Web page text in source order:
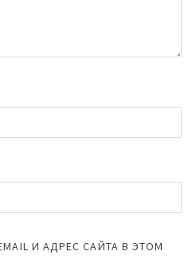
И АДРЕС САЙТА В ЭТОМ